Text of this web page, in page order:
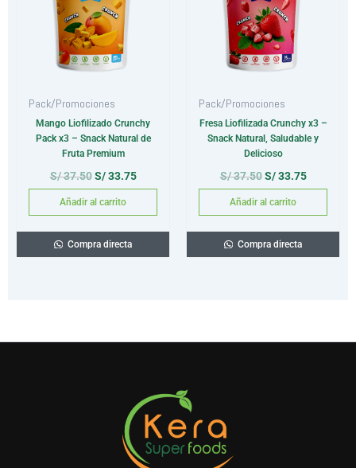
Pack/Promociones
Mango Liofilizado Crunchy
Pack x3 – Snack Natural de
Fruta Premium
S/37.50 S/33.75
Añadir al carrito
Compra directa
Pack/Promociones
Fresa Liofilizada Crunchy x3 –
Snack Natural, Saludable y
Delicioso
S/37.50 S/33.75
Añadir al carrito
Compra directa